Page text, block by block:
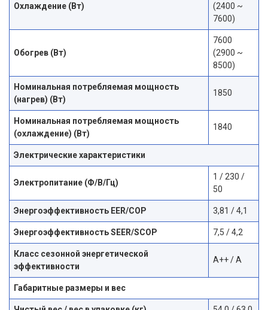
Охлаждение (Вт)
(2400 ~
7600)
Обогрев (Вт)
7600
(2900 ~
8500)
Номинальная потребляемая мощность
(нагрев) (Вт)
1850
Номинальная потребляемая мощность
(охлаждение) (Вт)
1840
Электрические характеристики
Электропитание (Ф/В/Гц)
1 / 230 /
50
Энергоэффективность EER/COP 3,81 / 4,1
Энергоэффективность SEER/SCOP 7,5 / 4,2
Класс сезонной энергетической
эффективности
A++ / A
Габаритные размеры и вес